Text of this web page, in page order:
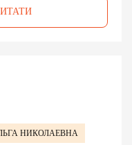
НИКОЛАЕВНА